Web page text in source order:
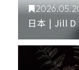
日本 | Jill D